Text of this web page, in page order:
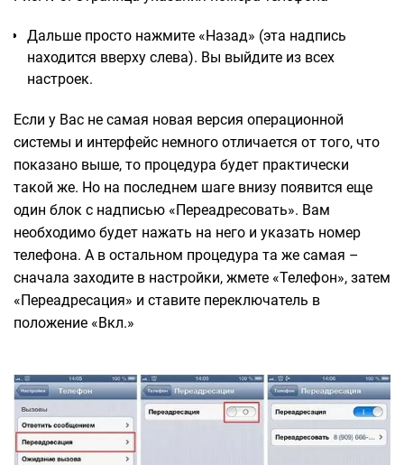
Дальше просто нажмите «Назад» (эта надпись
находится вверху слева). Вы выйдите из всех
настроек.
Если у Вас не самая новая версия операционной
системы и интерфейс немного отличается от того, что
показано выше, то процедура будет практически
такой же. Но на последнем шаге внизу появится еще
один блок с надписью «Переадресовать». Вам
необходимо будет нажать на него и указать номер
телефона. А в остальном процедура та же самая –
сначала заходите в настройки, жмете «Телефон», затем
«Переадресация» и ставите переключатель в
положение «Вкл.»